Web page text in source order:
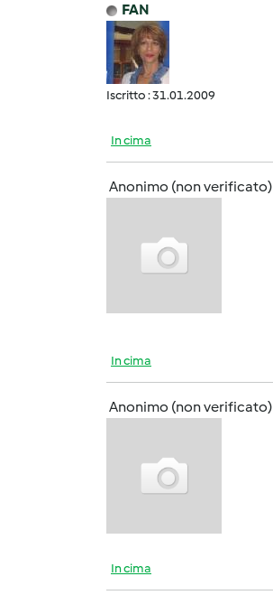
FAN
Iscritto : 31.01.2009
In cima
Anonimo (non verificato)
In cima
Anonimo (non verificato)
In cima